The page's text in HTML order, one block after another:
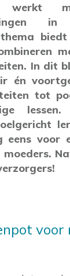
In dit
én
tot
lessen.
eens voor
voor